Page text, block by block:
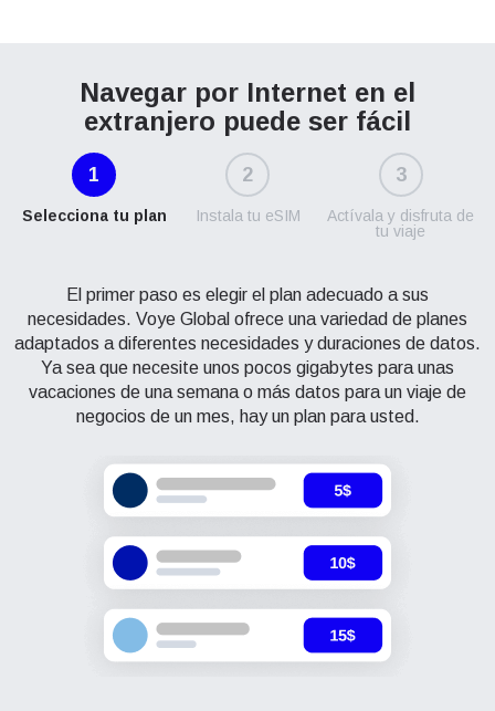
Navegar por Internet en el
extranjero puede ser fácil
1
Selecciona tu plan
2
Instala tu eSIM
3
Actívala y disfruta de
tu viaje
El primer paso es elegir el plan adecuado a sus
necesidades. Voye Global ofrece una variedad de planes
adaptados a diferentes necesidades y duraciones de datos.
Ya sea que necesite unos pocos gigabytes para unas
vacaciones de una semana o más datos para un viaje de
negocios de un mes, hay un plan para usted.